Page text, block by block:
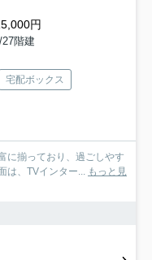
円
階建
宅配ボックス
に揃っており、過ごしやす
は、TVインター... もっと見